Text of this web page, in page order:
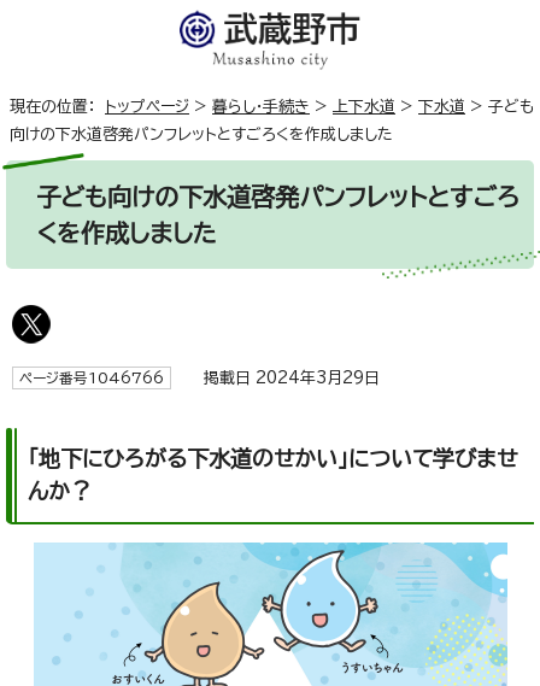
現在の位置： トップページ > 暮らし・手続き > 上下水道 > 下水道 > 子ども
向けの下水道啓発パンフレットとすごろくを作成しました
子ども向けの下水道啓発パンフレットとすごろ
くを作成しました
ページ番号1046766 掲載日 2024年3月29日
「地下にひろがる下水道のせかい」について学びませ
んか？